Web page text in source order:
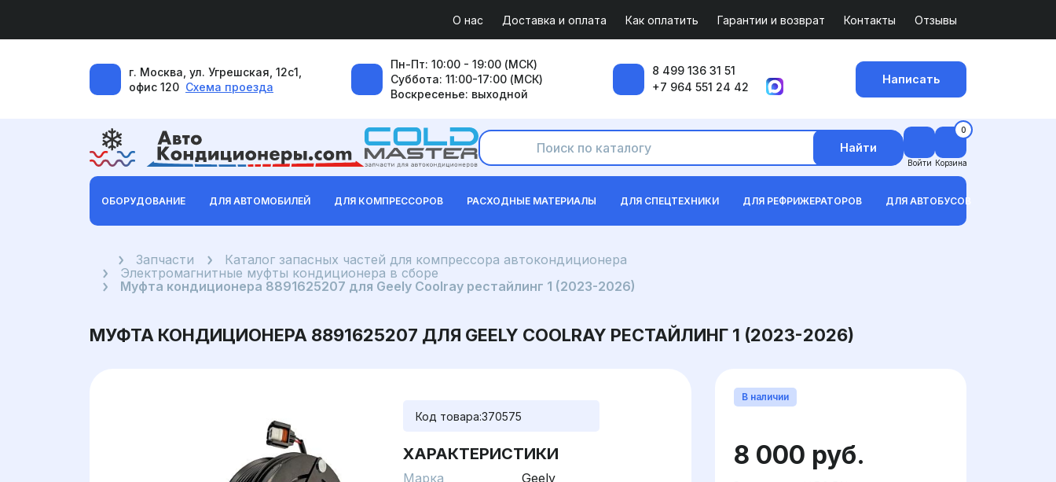
О нас Доставка и оплата Как оплатить Гарантии и возврат Контакты Отзывы
г. Москва, ул. Угрешская, 12с1,
офис 120 Схема проезда
Пн-Пт: 10:00 - 19:00 (МСК)
Суббота: 11:00-17:00 (МСК)
Воскресенье: выходной
8 499 136 31 51
+7 964 551 24 42
Написать
Найти
Войти
0
Корзина
ОБОРУДОВАНИЕ ДЛЯ АВТОМОБИЛЕЙ ДЛЯ КОМПРЕССОРОВ РАСХОДНЫЕ МАТЕРИАЛЫ ДЛЯ СПЕЦТЕХНИКИ ДЛЯ РЕФРИЖЕРАТОРОВ ДЛЯ АВТОБУСОВ
ГлавнаяЗапчасти
Каталог запасных частей для компрессора автокондиционера
Электромагнитные муфты кондиционера в сборе
Муфта кондиционера 8891625207 для Geely Coolray рестайлинг 1 (2023-2026)
МУФТА КОНДИЦИОНЕРА 8891625207 ДЛЯ GEELY COOLRAY РЕСТАЙЛИНГ 1 (2023-2026)
Код товара:370575
ХАРАКТЕРИСТИКИ
Марка
Geely
В наличии
8 000 руб.